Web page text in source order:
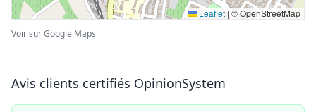
Leaflet | © OpenStreetMap
Voir sur Google Maps
Avis clients certifiés OpinionSystem